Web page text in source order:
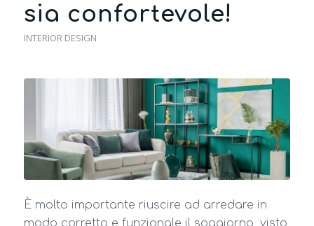
sia confortevole!
INTERIOR DESIGN
È molto importante riuscire ad arredare in
modo corretto e funzionale il soggiorno, visto